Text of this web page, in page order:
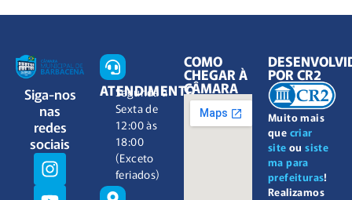
Siga-nos
nas
redes
sociais
ATENDIMENTO
Segunda à
Sexta de
12:00 às
18:00
(Exceto
feriados)
COMO
CHEGAR À
CÂMARA
Muito mais
que criar
site ousiste
ma para
prefeituras!
Realizamos
POR CR2